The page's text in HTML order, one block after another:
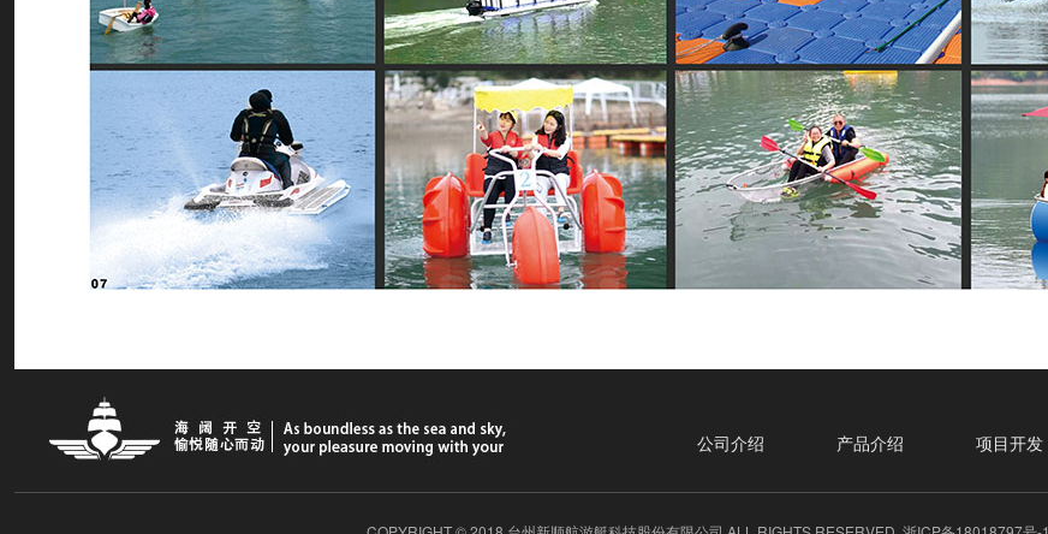
公司介绍 产品介绍 项目开发